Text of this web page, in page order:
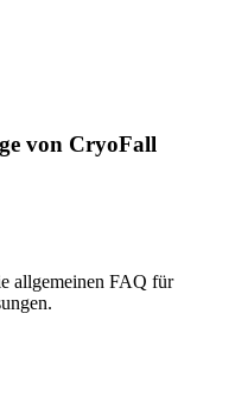
von CryoFall
allgemeinen FAQ für